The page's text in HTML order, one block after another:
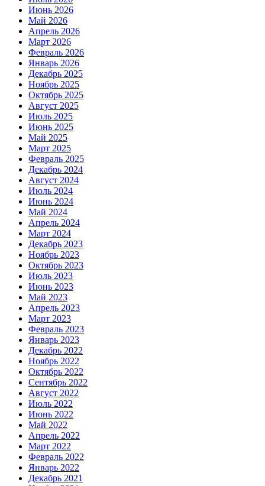
Июнь 2026
Май 2026
Апрель 2026
Март 2026
Февраль 2026
Январь 2026
Декабрь 2025
Ноябрь 2025
Октябрь 2025
Август 2025
Июль 2025
Июнь 2025
Май 2025
Март 2025
Февраль 2025
Декабрь 2024
Август 2024
Июль 2024
Июнь 2024
Май 2024
Апрель 2024
Март 2024
Декабрь 2023
Ноябрь 2023
Октябрь 2023
Июль 2023
Июнь 2023
Май 2023
Апрель 2023
Март 2023
Февраль 2023
Январь 2023
Декабрь 2022
Ноябрь 2022
Октябрь 2022
Сентябрь 2022
Август 2022
Июль 2022
Июнь 2022
Май 2022
Апрель 2022
Март 2022
Февраль 2022
Январь 2022
Декабрь 2021